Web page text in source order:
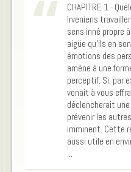
CHAPITRE 1 -
Irveniens
sens inné propre
aigüe qu’ils en
émotions des
amène à une
perceptif. Si, par
venait à vous
déclencherait une
prévenir les
imminent. Cette
aussi utile en